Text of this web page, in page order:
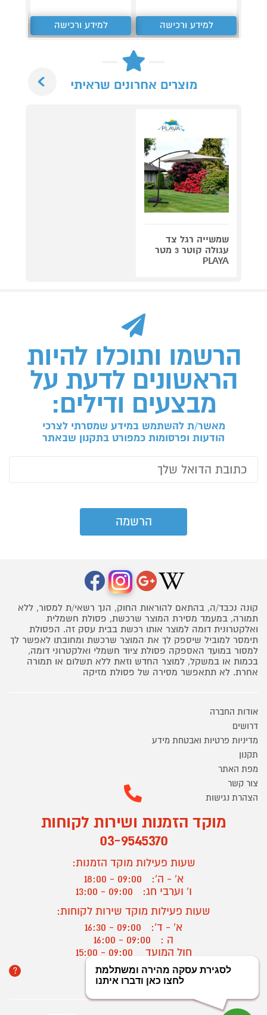
למידע ורכישה למידע ורכישה
מוצרים אחרונים שראיתי
שמשייה רגל צד
עגולה קוטר 3 מטר
PLAYA
הרשמו ותוכלו להיות
הראשונים לדעת על
מבצעים ודילים:
מאשר/ת להשתמש במידע שמסרתי לצרכי
הודעות ופרסומות כמפורט בתקנון שבאתר
קונה נכבד/ה, בהתאם להוראות החוק, הנך רשאי/ת למסור, ללא
תמורה, במעמד מסירת המוצר שרכשת, פסולת חשמלית
ואלקטרונית דומה למוצר אותו רכשת בבית עסק זה. הפסולת
תימסר למוביל שיספק לך את המוצר שרכשת ומחובתו לאפשר לך
למסור במועד האספקה פסולת ציוד חשמלי ואלקטרוני דומה,
בכמות או במשקל, למוצר החדש וזאת ללא תשלום או תמורה
אחרת. לא תתאפשר מסירה של פסולת מזיקה
אודות החברה
דרושים
מדיניות פרטיות ואבטחת מידע
תקנון
מפת האתר
צור קשר
הצהרת נגישות
מוקד הזמנות ושירות לקוחות
03-9545370
שעות פעילות מוקד הזמנות:
א' - ה':
09:00 - 18:00
ו' וערבי חג:
09:00 - 13:00
שעות פעילות מוקד שירות לקוחות:
א' - ד':
09:00 - 16:30
ה :
09:00 - 16:00
חול המועד
? יצירת קשר/ביטול הזמנה